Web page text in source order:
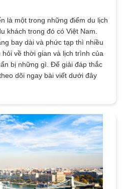
là một trong những điểm du lịch
khách trong đó có Việt Nam.
bay dài và phức tạp thì nhiều
về thời gian và lịch trình của
bị những gì. Để giải đáp thắc
dõi ngay bài viết dưới đây